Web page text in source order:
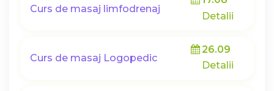
Curs de masaj limfodrenaj
Detalii
Curs de masaj Logopedic
26.09
Detalii